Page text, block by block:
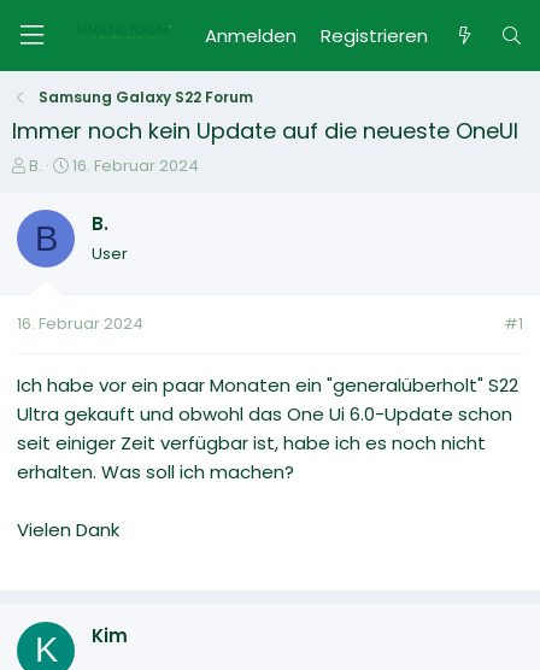
Anmelden Registrieren
Samsung Galaxy S22 Forum
Immer noch kein Update auf die neueste OneUI
E
s
e
e
B.
E
t
t
m
16. Februar 2024
B B.
User
16. Februar 2024 #1
Ich habe vor ein paar Monaten ein "generalüberholt" S22
Ultra gekauft und obwohl das One Ui 6.0-Update schon
seit einiger Zeit verfügbar ist, habe ich es noch nicht
erhalten. Was soll ich machen?
Vielen Dank
K Kim